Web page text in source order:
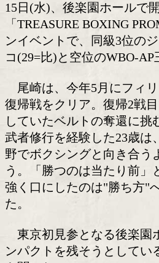
尾崎優日(ワー
王者の尾崎優日(23=
15日(水)、後楽園ホー
「TREASURE
ンイベントで、同級3
コ(29=比)と空位の
尾崎は、今年5月に
復帰戦をクリア。復
していたベルトの奪